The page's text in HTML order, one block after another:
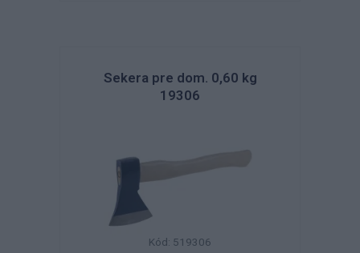
Sekera pre dom. 0,60 kg
19306
Kód: 519306